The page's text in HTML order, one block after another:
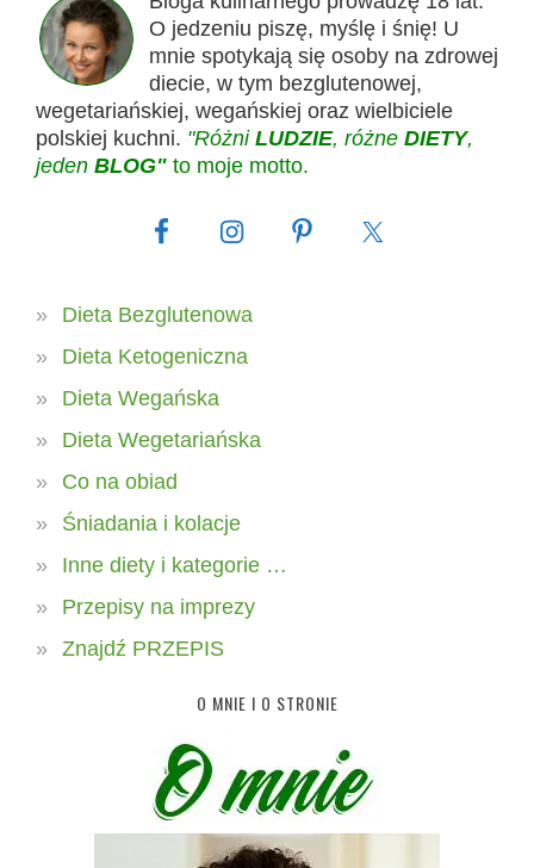
O jedzeniu piszę, myślę i śnię! U
mnie spotykają się osoby na zdrowej
diecie, w tym bezglutenowej,
wegetariańskiej, wegańskiej oraz wielbiciele
polskiej kuchni. "Różni LUDZIE, różne DIETY,
jeden BLOG" to moje motto.
Dieta Bezglutenowa
Dieta Ketogeniczna
Dieta Wegańska
Dieta Wegetariańska
Co na obiad
Śniadania i kolacje
Inne diety i kategorie …
Przepisy na imprezy
Znajdź PRZEPIS
O MNIE I O STRONIE